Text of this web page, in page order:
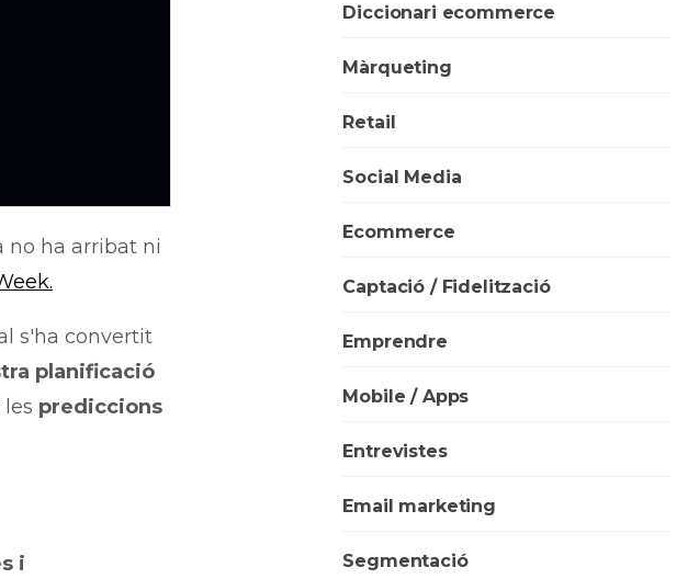
no ha arribat ni
s'ha convertit
planificació
prediccions
i
Diccionari ecommerce
Màrqueting
Retail
Social Media
Ecommerce
Captació / Fidelització
Emprendre
Mobile / Apps
Entrevistes
Email marketing
Segmentació